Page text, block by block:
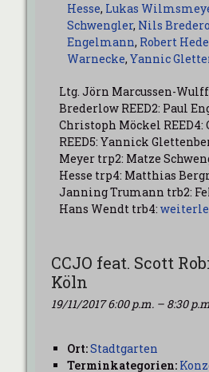
Hesse, Lukas
Schwengler, Nils
Engelmann, Robert
Warnecke, Yannic
Ltg. Jörn Marcussen-Wulff
Brederlow REED2: Paul
Christoph Möckel REED4:
REED5: Yannick
Meyer trp2: Matze
Hesse trp4: Matthias
Janning Trumann trb2:
Hans Wendt trb4:
CCJO feat. Scott
Köln
19/11/2017 6:00 p.m. – 8:30
Ort:Stadtgarten
Terminkategorien: